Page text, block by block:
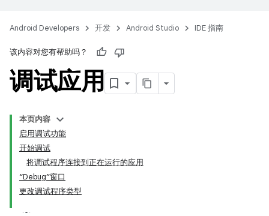
Android Developers 开发 Android Studio IDE 指南
该内容对您有帮助吗？
调试应用
本页内容
启用调试功能
开始调试
将调试程序连接到正在运行的应用
“Debug”窗口
更改调试程序类型